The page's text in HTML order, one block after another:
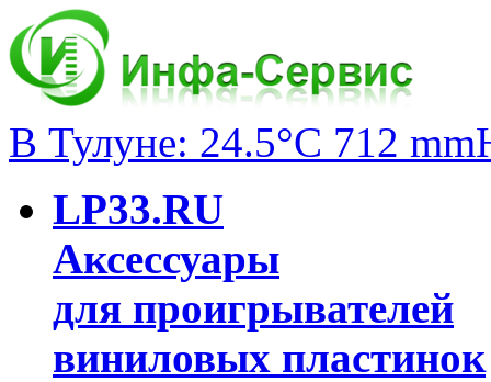
В Тулуне: 24.5°C 712
LP33.RU
Аксессуары
для проигрывателей
виниловых пластинок